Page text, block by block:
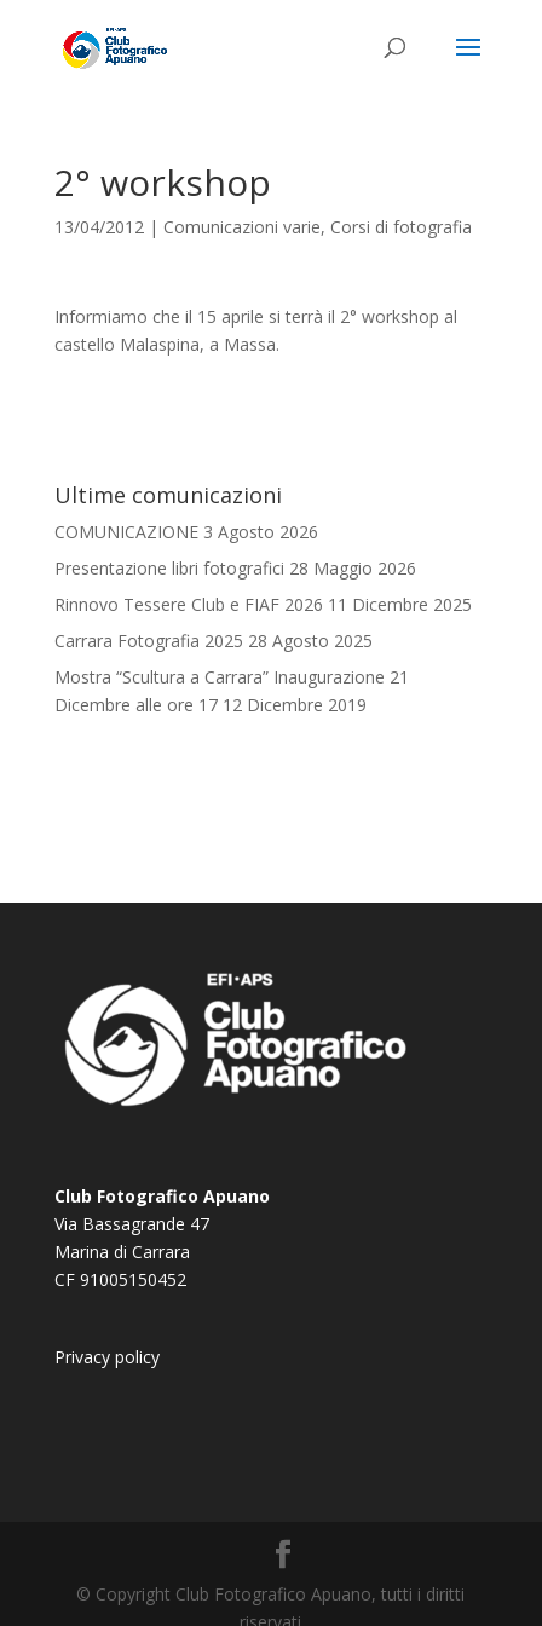
2° workshop
13/04/2012| Comunicazioni varie, Corsi di fotografia
Informiamo che il 15 aprile si terrà il 2° workshop al
castello Malaspina, a Massa.
Ultime comunicazioni
COMUNICAZIONE 3 Agosto 2026
Presentazione libri fotografici 28 Maggio 2026
Rinnovo Tessere Club e FIAF 2026 11 Dicembre 2025
Carrara Fotografia 2025 28 Agosto 2025
Mostra “Scultura a Carrara” Inaugurazione 21
Dicembre alle ore 17 12 Dicembre 2019
Club Fotografico Apuano
Via Bassagrande 47
Marina di Carrara
CF 91005150452
Privacy policy
© Copyright Club Fotografico Apuano, tutti i diritti